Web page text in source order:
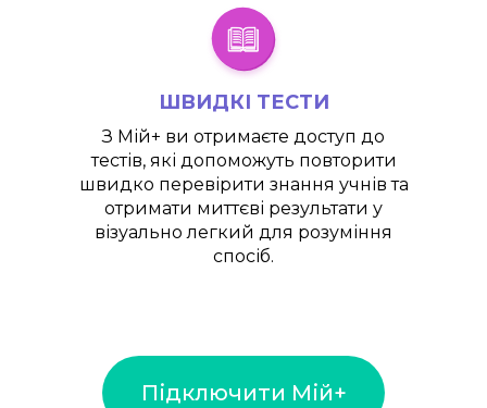
ШВИДКІ ТЕСТИ
З Мій+ ви отримаєте доступ до
тестів, які допоможуть повторити
швидко перевірити знання учнів та
отримати миттєві результати у
візуально легкий для розуміння
спосіб.
Підключити Мій+